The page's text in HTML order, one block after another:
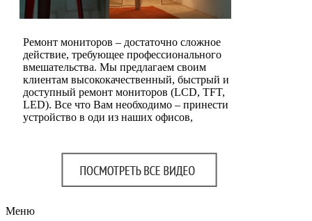
Ремонт мониторов – достаточно сложное
действие, требующее профессионального
вмешательства. Мы предлагаем своим
клиентам высококачественный, быстрый и
доступный ремонт мониторов (LCD, TFT,
LED). Все что Вам необходимо – принести
устройство в оди из наших офисов,
Меню